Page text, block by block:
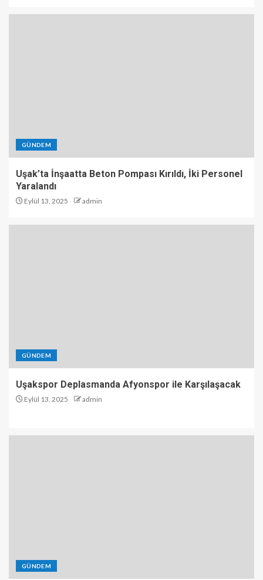
GÜNDEM
Uşak’ta İnşaatta Beton Pompası Kırıldı, İki Personel
Yaralandı
Eylül 13, 2025 admin
GÜNDEM
Uşakspor Deplasmanda Afyonspor ile Karşılaşacak
Eylül 13, 2025 admin
GÜNDEM